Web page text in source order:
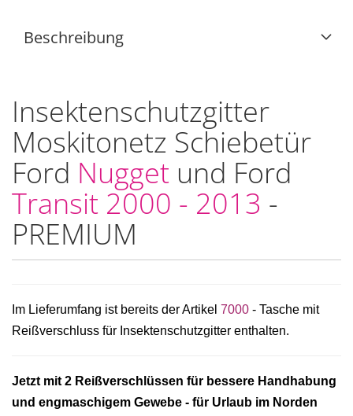
Beschreibung
Insektenschutzgitter
Moskitonetz Schiebetür
Ford Nugget und Ford
Transit 2000 - 2013 -
PREMIUM
Im Lieferumfang ist bereits der Artikel 7000 - Tasche mit
Reißverschluss für Insektenschutzgitter enthalten.
Jetzt mit 2 Reißverschlüssen für bessere Handhabung
und engmaschigem Gewebe - für Urlaub im Norden